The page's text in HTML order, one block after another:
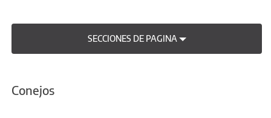
SECCIONES DE PAGINA
Conejos